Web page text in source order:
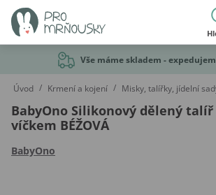
Vše máme skladem -
Úvod / Krmení a kojení / Misky, talířky, jídelní
BabyOno Silikonový dělený
víčkem BÉŽOVÁ
BabyOno